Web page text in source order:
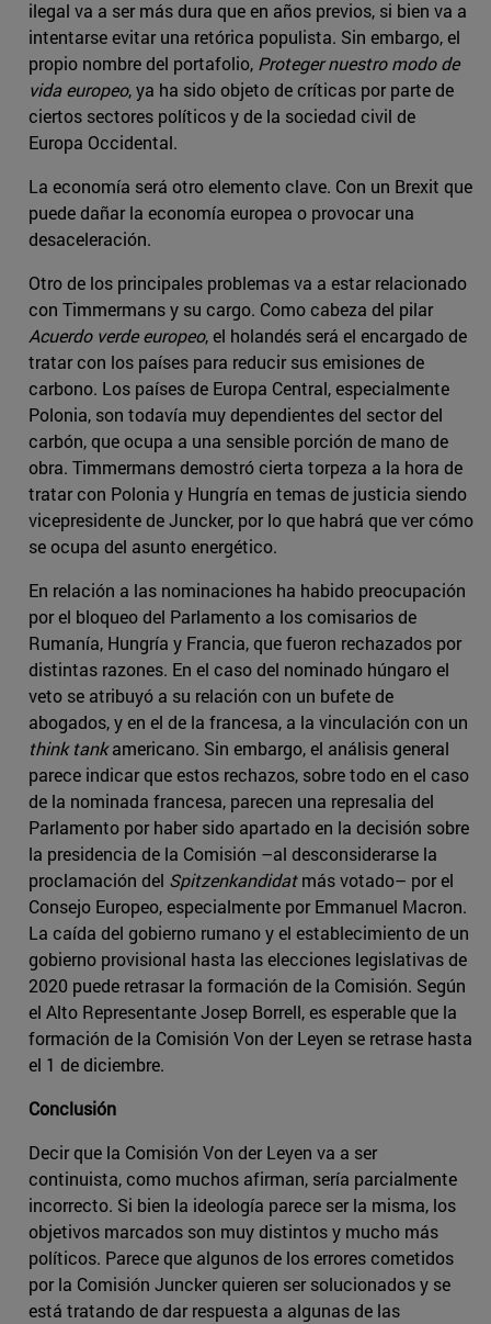
ilegal va a ser más dura que en años previos, si bien va a
intentarse evitar una retórica populista. Sin embargo, el
propio nombre del portafolio, Proteger nuestro modo de
vida europeo, ya ha sido objeto de críticas por parte de
ciertos sectores políticos y de la sociedad civil de
Europa Occidental.
La economía será otro elemento clave. Con un Brexit que
puede dañar la economía europea o provocar una
desaceleración.
Otro de los principales problemas va a estar relacionado
con Timmermans y su cargo. Como cabeza del pilar
Acuerdo verde europeo, el holandés será el encargado de
tratar con los países para reducir sus emisiones de
carbono. Los países de Europa Central, especialmente
Polonia, son todavía muy dependientes del sector del
carbón, que ocupa a una sensible porción de mano de
obra. Timmermans demostró cierta torpeza a la hora de
tratar con Polonia y Hungría en temas de justicia siendo
vicepresidente de Juncker, por lo que habrá que ver cómo
se ocupa del asunto energético.
En relación a las nominaciones ha habido preocupación
por el bloqueo del Parlamento a los comisarios de
Rumanía, Hungría y Francia, que fueron rechazados por
distintas razones. En el caso del nominado húngaro el
veto se atribuyó a su relación con un bufete de
abogados, y en el de la francesa, a la vinculación con un
think tankamericano. Sin embargo, el análisis general
parece indicar que estos rechazos, sobre todo en el caso
de la nominada francesa, parecen una represalia del
Parlamento por haber sido apartado en la decisión sobre
la presidencia de la Comisión –al desconsiderarse la
proclamación del Spitzenkandidatmás votado– por el
Consejo Europeo, especialmente por Emmanuel Macron.
La caída del gobierno rumano y el establecimiento de un
gobierno provisional hasta las elecciones legislativas de
2020 puede retrasar la formación de la Comisión. Según
el Alto Representante Josep Borrell, es esperable que la
formación de la Comisión Von der Leyen se retrase hasta
el 1 de diciembre.
Conclusión
Decir que la Comisión Von der Leyen va a ser
continuista, como muchos afirman, sería parcialmente
incorrecto. Si bien la ideología parece ser la misma, los
objetivos marcados son muy distintos y mucho más
políticos. Parece que algunos de los errores cometidos
por la Comisión Juncker quieren ser solucionados y se
está tratando de dar respuesta a algunas de las